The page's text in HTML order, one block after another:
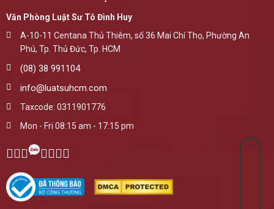
Văn Phòng Luật Sư Tô Đình Huy
A-10-11 Centana Thủ Thiêm, số 36 Mai Chí Thọ, Phường An
Phú, Tp. Thủ Đức, Tp. HCM
(08) 38 991104
info@luatsuhcm.com
Taxcode: 0311901776
Mon - Fri 08:15 am - 17:15 pm